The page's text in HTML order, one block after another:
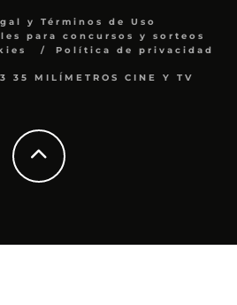
y Términos de Uso
para concursos y sorteos
Política de privacidad
MILÍMETROS CINE Y TV